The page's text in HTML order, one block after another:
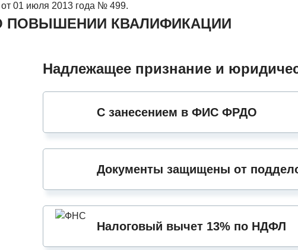
01 июля 2013 года № 499.
ПОВЫШЕНИИ КВАЛИФИКАЦИИ
Надлежащее признание и
С занесением в ФИС ФРДО
Документы защищены от
Налоговый вычет 13% по НДФЛ